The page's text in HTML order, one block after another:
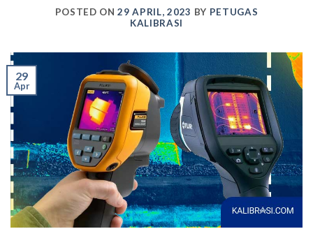
POSTED ON29 APRIL, 2023 BY PETUGAS
KALIBRASI
29
Apr